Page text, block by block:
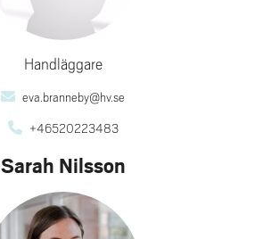
Handläggare
eva.branneby@hv.se
+46520223483
Sarah Nilsson